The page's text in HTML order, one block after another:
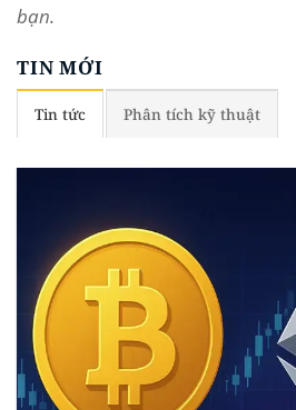
bạn.
TIN MỚI
Tin tức Phân tích kỹ thuật